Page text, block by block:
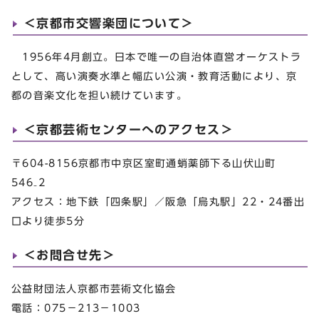
＜京都市交響楽団について＞
1956年4月創立。日本で唯一の自治体直営オーケストラ
として、高い演奏水準と幅広い公演・教育活動により、京
都の音楽文化を担い続けています。
＜京都芸術センターへのアクセス＞
〒604-8156京都市中京区室町通蛸薬師下る山伏山町
546₋2
アクセス：地下鉄「四条駅」／阪急「烏丸駅」22・24番出
口より徒歩5分
＜お問合せ先＞
公益財団法人京都市芸術文化協会
電話：075－213－1003